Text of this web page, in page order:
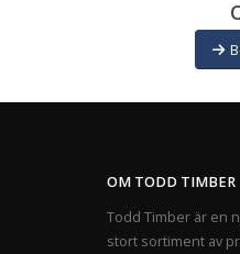
OM TODD TIMBER
Todd Timber är en
stort sortiment av